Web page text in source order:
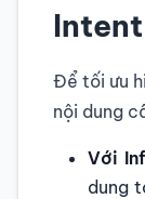
Intent
Để tối ưu
nội dung
Với
dung